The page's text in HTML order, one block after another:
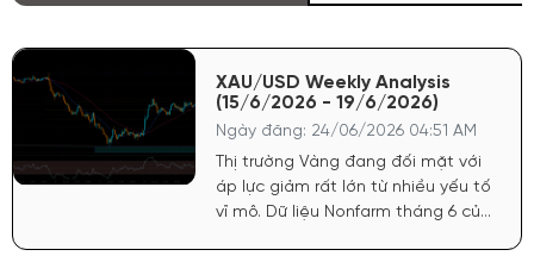
XAU/USD Weekly Analysis
(15/6/2026 - 19/6/2026)
Ngày đăng: 24/06/2026 04:51 AM
Thị trường Vàng đang đối mặt với
áp lực giảm rất lớn từ nhiều yếu tố
vĩ mô. Dữ liệu Nonfarm tháng 6 của